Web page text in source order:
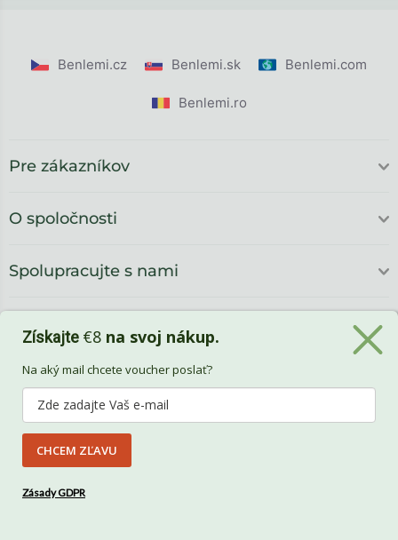
Benlemi.cz Benlemi.sk Benlemi.com
Benlemi.ro
Pre zákazníkov
O spoločnosti
Spolupracujte s nami
Benlemi
Získajte €8 na svoj nákup.
Na aký mail chcete voucher poslať?
CHCEM ZĽAVU
Zásady GDPR